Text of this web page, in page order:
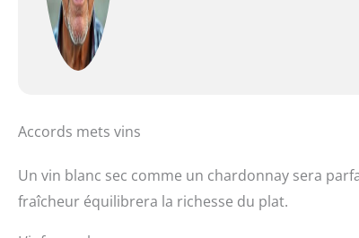
Accords mets vins
Un vin blanc sec comme un chardonnay sera
fraîcheur équilibrera la richesse du plat.